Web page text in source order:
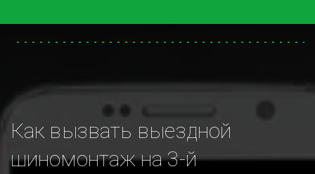
Как вызвать выездной
шиномонтаж на 3-й